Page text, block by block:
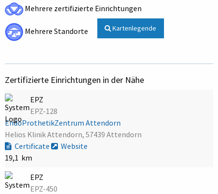
Mehrere zertifizierte Einrichtungen
Mehrere Standorte Kartenlegende
Zertifizierte Einrichtungen in der Nähe
EPZ
EPZ-128
EndoProthetikZentrum Attendorn
Helios Klinik Attendorn, 57439 Attendorn
Certificate
Website
19,1 km
EPZ
EPZ-450